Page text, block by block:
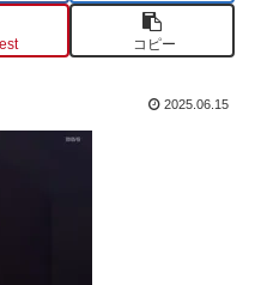
コピー
2025.06.15